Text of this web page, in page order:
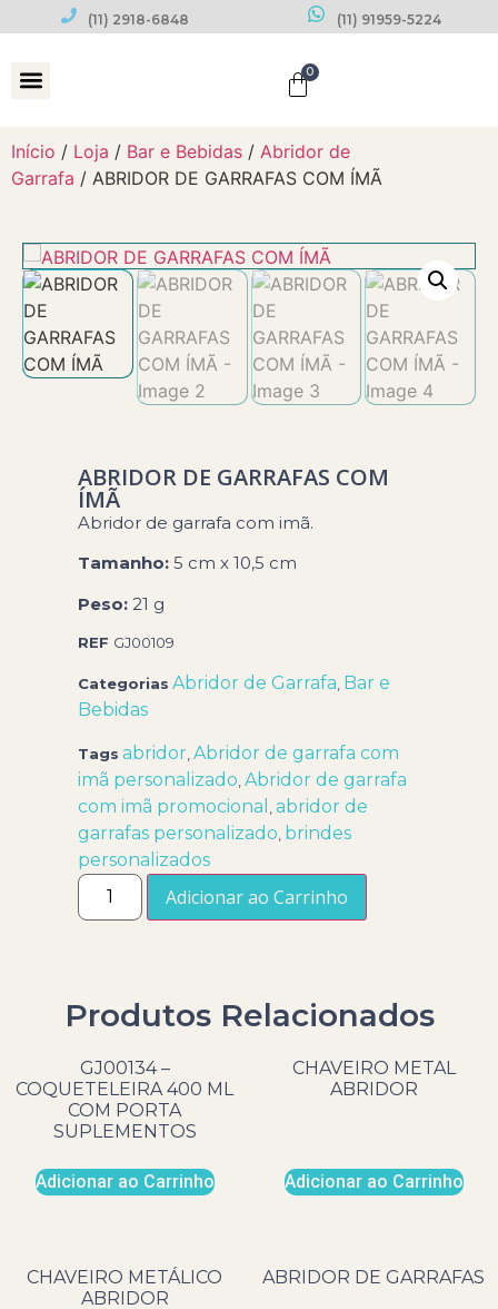
(11) 2918-6848 (11) 91959-5224
0
Início / Loja / Bar e Bebidas / Abridor de
Garrafa / ABRIDOR DE GARRAFAS COM ÍMÃ
ABRIDOR DE GARRAFAS COM
ÍMÃ
Abridor de garrafa com imã.
Tamanho:5 cm x 10,5 cm
Peso:21 g
REF GJ00109
Categorias Abridor de Garrafa Bar e
Bebidas
Tags abridor ,Abridor de garrafa com
imã personalizado ,Abridor de garrafa
com imã promocional
,abridor de
garrafas personalizado brindes
personalizados
Adicionar ao Carrinho
Produtos Relacionados
GJ00134 –
COQUETELEIRA 400 ML
COM PORTA
SUPLEMENTOS
Adicionar ao Carrinho
CHAVEIRO METAL
ABRIDOR
Adicionar ao Carrinho
CHAVEIRO METÁLICO
ABRIDOR
ABRIDOR DE GARRAFAS